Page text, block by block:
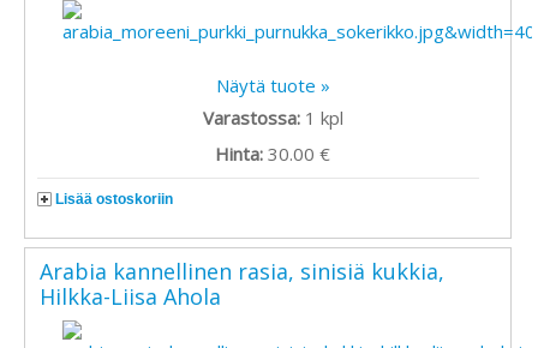
Näytä tuote »
Varastossa: 1 kpl
Hinta:30.00 €
Lisää ostoskoriin
Arabia kannellinen rasia, sinisiä kukkia,
Hilkka-Liisa Ahola